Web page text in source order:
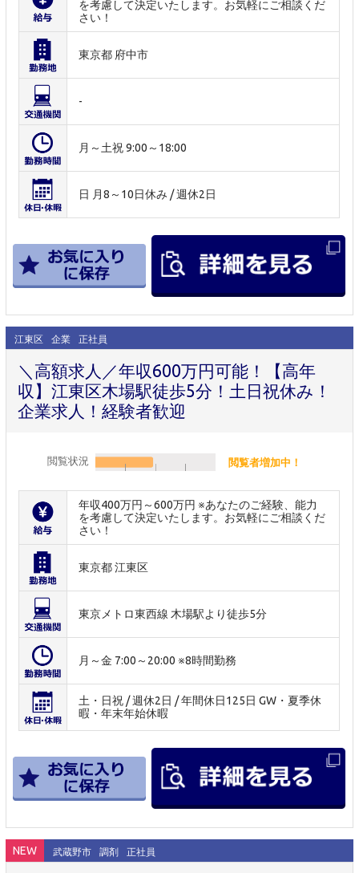
を考慮して決定いたします。お気軽にご相談くだ
さい！
東京都 府中市
-
月～土祝 9:00～18:00
日 月8～10日休み / 週休2日
江東区 企業 正社員
＼高額求人／年収600万円可能！【高年
収】江東区木場駅徒歩5分！土日祝休み！
企業求人！経験者歓迎
閲覧状況 閲覧者増加中！
年収400万円～600万円 ※あなたのご経験、能力
を考慮して決定いたします。お気軽にご相談くだ
さい！
東京都 江東区
東京メトロ東西線 木場駅より徒歩5分
月～金 7:00～20:00 ※8時間勤務
土・日祝 / 週休2日 / 年間休日125日 GW・夏季休
暇・年末年始休暇
NEW 武蔵野市 調剤 正社員